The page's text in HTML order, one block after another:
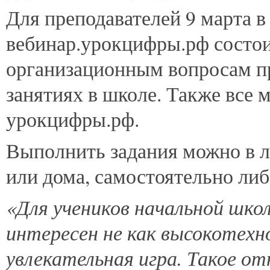
Для преподавателей 9 марта
вебинар.урокцифры.рф
организационным вопросам
занятиях в школе. Также все
урокцифры.рф.
Выполнить задания можно в
или дома, самостоятельно
«Для учеников начальной
интересен не как
увлекательная игра. Такое